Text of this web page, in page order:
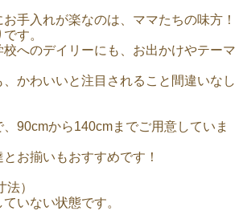
手入れが楽なのは、ママたちの味方！
す。
へのデイリーにも、お出かけやテーマ
かわいいと注目されること間違いなし
90cmから140cmまでご用意していま
お揃いもおすすめです！
）
いない状態です。